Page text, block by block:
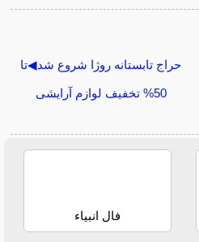
حراج تابستانه روژا شروع شد◀تا
50% تخفیف لوازم آرایشی
فال انبیاء